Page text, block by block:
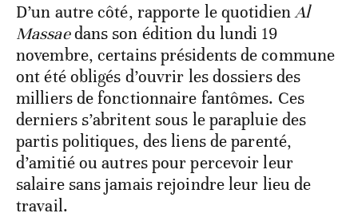
D’un autre côté, rapporte le quotidienAl
Massaedans son édition du lundi 19
novembre, certains présidents de commune
ont été obligés d’ouvrir les dossiers des
milliers de fonctionnaire fantômes. Ces
derniers s’abritent sous le parapluie des
partis politiques, des liens de parenté,
d’amitié ou autres pour percevoir leur
salaire sans jamais rejoindre leur lieu de
travail.